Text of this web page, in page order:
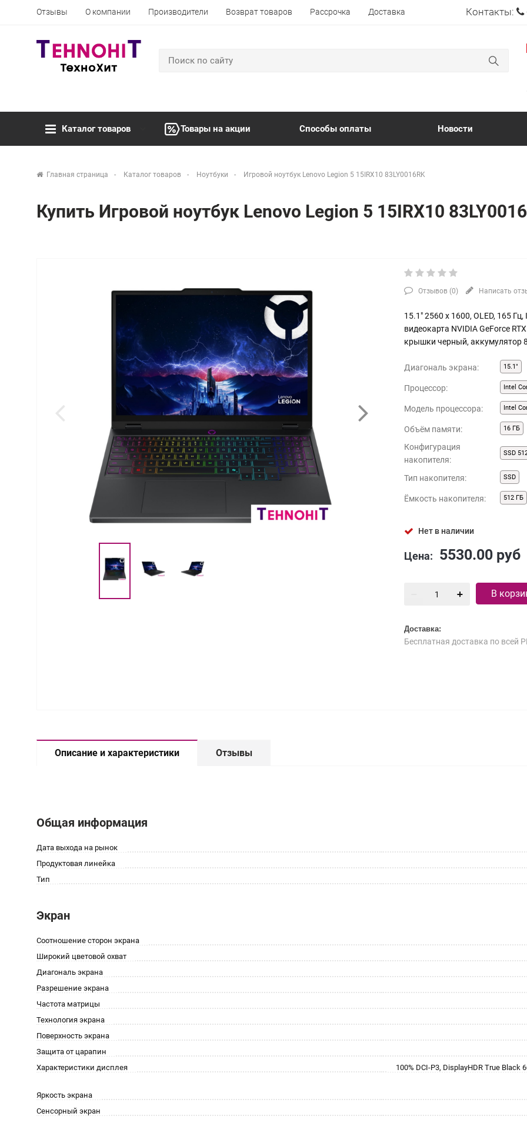
Отзывы О компании Производители Возврат товаров Рассрочка Доставка Контакты:
Каталог товаров Товары на акции Способы оплаты Новости
Главная страница Каталог товаров Ноутбуки Игровой ноутбук Lenovo Legion 5 15IRX10 83LY0016RK
Купить Игровой ноутбук Lenovo Legion 5 15IRX10
Отзывов (0) Написать
15.1" 2560 x 1600, OLED, 165
видеокарта NVIDIA GeForce
крышки черный, аккумулятор
Диагональ экрана: 15.1"
Процессор: Intel
Модель процессора: Intel
Объём памяти: 16 ГБ
Конфигурация
накопителя:
SSD
Тип накопителя: SSD
Ёмкость накопителя: 512 ГБ
Нет в наличии
Цена: 5530.00 руб
В
Доставка:
Бесплатная доставка по всей
Описание и характеристики Отзывы
Общая информация
Дата выхода на рынок
Продуктовая линейка
Тип
Экран
Соотношение сторон экрана
Широкий цветовой охват
Диагональ экрана
Разрешение экрана
Частота матрицы
Технология экрана
Поверхность экрана
Защита от царапин
Характеристики дисплея
100% DCI-P3, DisplayHDR True Black
Яркость экрана
Сенсорный экран